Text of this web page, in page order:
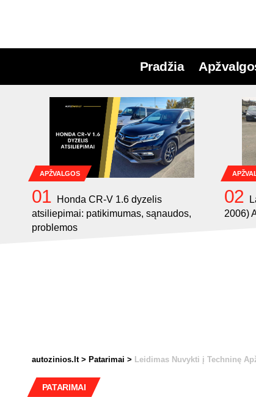
Pradžia
APŽVALGOS
Honda CR-V 1.6 dyzelis
atsiliepimai: patikimumas, sąnaudos,
problemos
2006)
autozinios.lt> Patarimai > Leidimas Nuvykti į Techninę
PATARIMAI